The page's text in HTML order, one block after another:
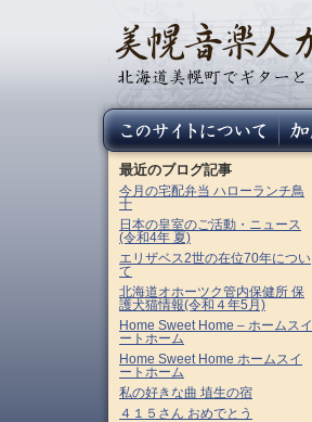
最近のブログ記事
今月の宅配弁当 ハローランチ鳥
十
日本の皇室のご活動・ニュース
(令和4年 夏)
エリザベス2世の在位70年につい
て
北海道オホーツク管内保健所 保
護犬猫情報(令和４年5月)
Home Sweet Home – ホームスイ
ートホーム
Home Sweet Home ホームスイ
ートホーム
私の好きな曲 埴生の宿
４１５さん おめでとう